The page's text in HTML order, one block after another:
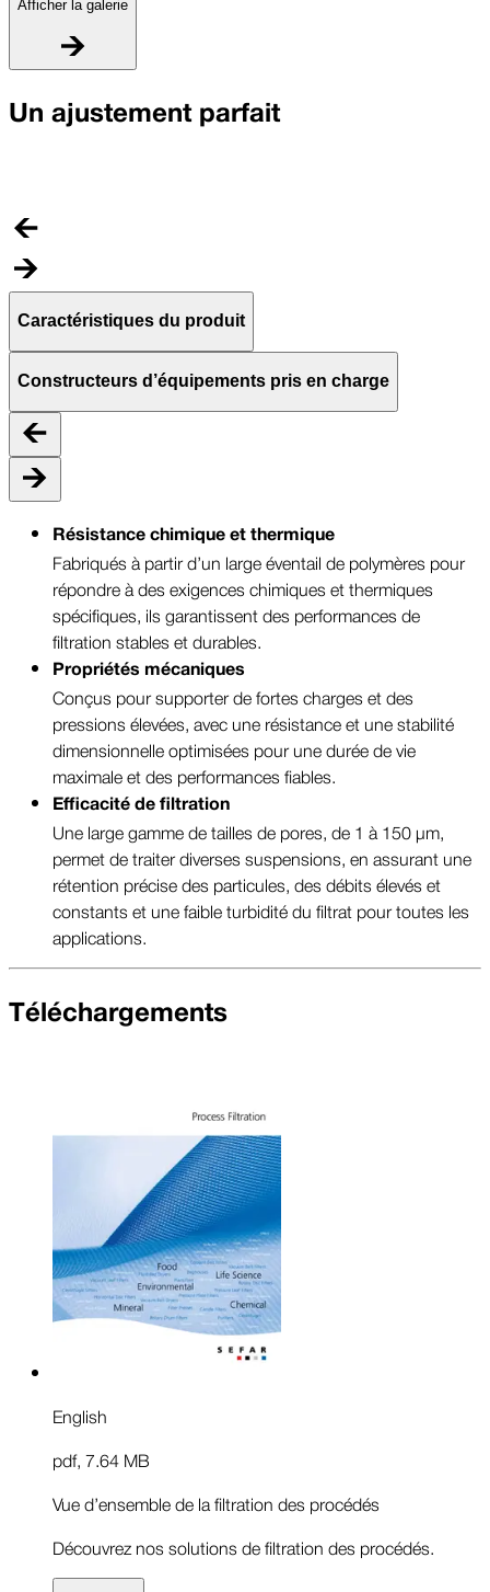
Afficher la galerie
Un ajustement parfait
Caractéristiques du produit
Constructeurs d’équipements pris en charge
Résistance chimique et thermique
Fabriqués à partir d’un large éventail de polymères pour
répondre à des exigences chimiques et thermiques
spécifiques, ils garantissent des performances de
filtration stables et durables.
Propriétés mécaniques
Conçus pour supporter de fortes charges et des
pressions élevées, avec une résistance et une stabilité
dimensionnelle optimisées pour une durée de vie
maximale et des performances fiables.
Efficacité de filtration
Une large gamme de tailles de pores, de 1 à 150 µm,
permet de traiter diverses suspensions, en assurant une
rétention précise des particules, des débits élevés et
constants et une faible turbidité du filtrat pour toutes les
applications.
Téléchargements
English
pdf, 7.64 MB
Vue d’ensemble de la filtration des procédés
Découvrez nos solutions de filtration des procédés.